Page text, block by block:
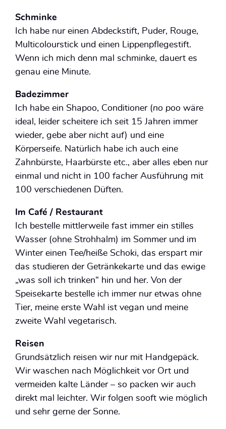
Schminke
Ich habe nur einen Abdeckstift, Puder, Rouge,
Multicolourstick und einen Lippenpflegestift.
Wenn ich mich denn mal schminke, dauert es
genau eine Minute.
Badezimmer
Ich habe ein Shapoo, Conditioner (no poo wäre
ideal, leider scheitere ich seit 15 Jahren immer
wieder, gebe aber nicht auf) und eine
Körperseife. Natürlich habe ich auch eine
Zahnbürste, Haarbürste etc., aber alles eben nur
einmal und nicht in 100 facher Ausführung mit
100 verschiedenen Düften.
Im Café / Restaurant
Ich bestelle mittlerweile fast immer ein stilles
Wasser (ohne Strohhalm) im Sommer und im
Winter einen Tee/heiße Schoki, das erspart mir
das studieren der Getränkekarte und das ewige
„was soll ich trinken“ hin und her. Von der
Speisekarte bestelle ich immer nur etwas ohne
Tier, meine erste Wahl ist vegan und meine
zweite Wahl vegetarisch.
Reisen
Grundsätzlich reisen wir nur mit Handgepäck.
Wir waschen nach Möglichkeit vor Ort und
vermeiden kalte Länder – so packen wir auch
direkt mal leichter. Wir folgen sooft wie möglich
und sehr gerne der Sonne.